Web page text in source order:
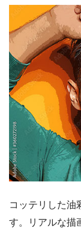
コッテリした油
す。リアルな描